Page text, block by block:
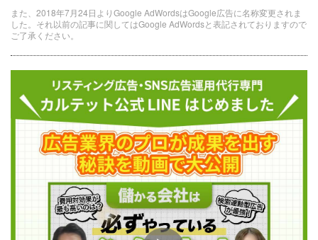
また、2018年7月24日よりGoogle AdWordsはGoogle広告に名称変更されま
した。それ以前の記事に関してはGoogle AdWordsと表記されておりますので
ご了承ください。